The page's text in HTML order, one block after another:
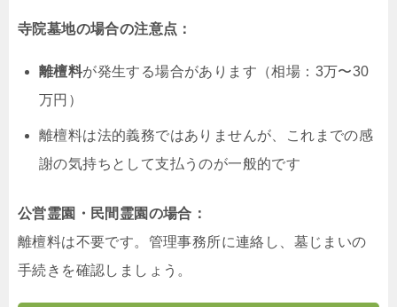
寺院墓地の場合の注意点：
離檀料が発生する場合があります（相場：3万〜30
万円）
離檀料は法的義務ではありませんが、これまでの感
謝の気持ちとして支払うのが一般的です
公営霊園・民間霊園の場合：
離檀料は不要です。管理事務所に連絡し、墓じまいの
手続きを確認しましょう。